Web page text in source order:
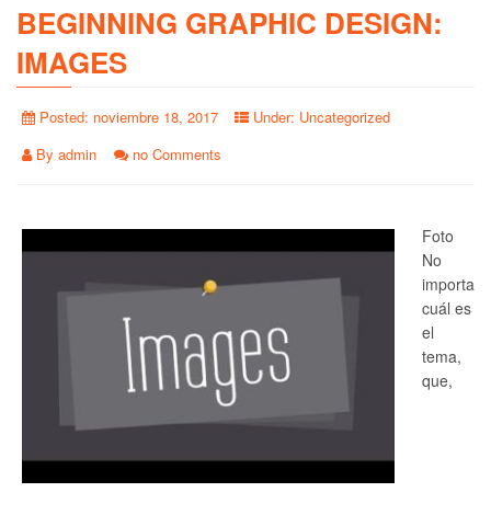
BEGINNING GRAPHIC DESIGN:
IMAGES
Posted: noviembre 18, 2017 Under: Uncategorized
By admin no Comments
Foto
No
importa
cuál es
el
tema,
que,